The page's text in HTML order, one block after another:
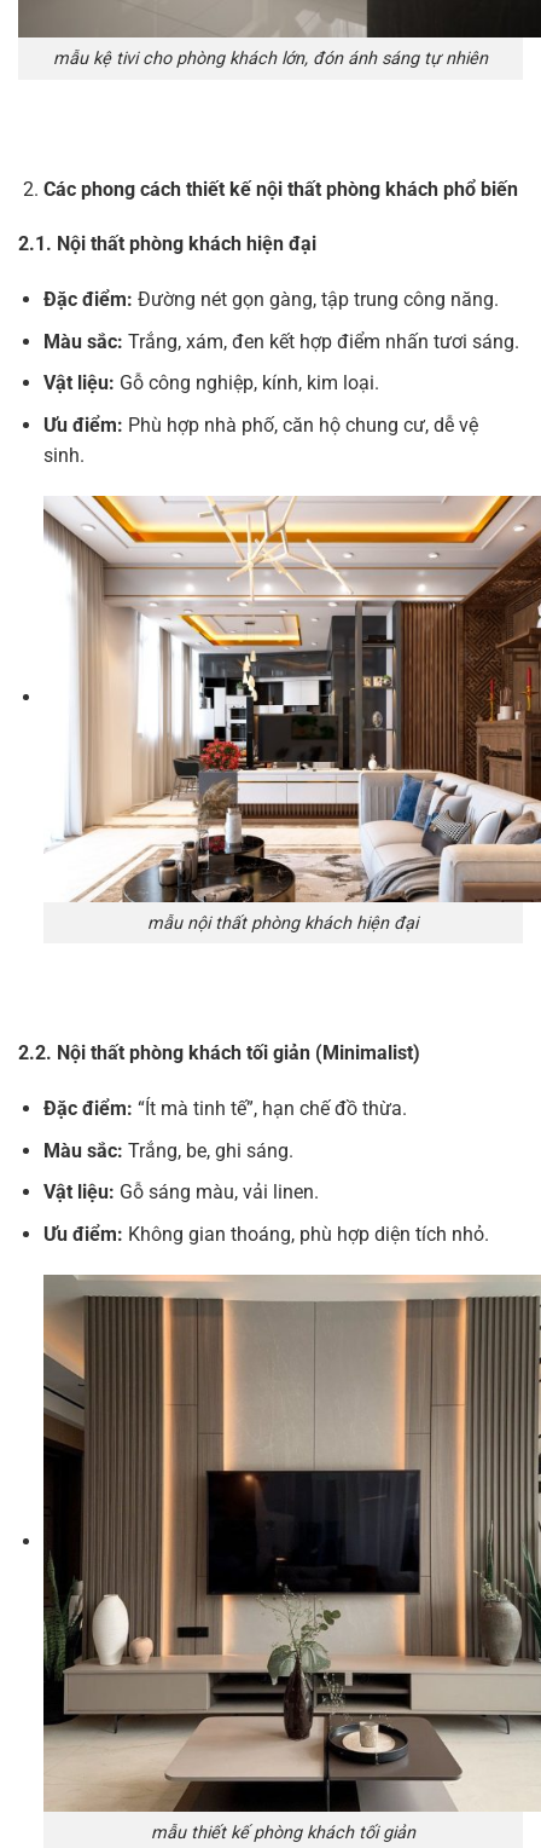
mẫu kệ tivi cho phòng khách lớn, đón ánh sáng tự nhiên
Các phong cách thiết kế nội thất phòng khách phổ biến
2.1. Nội thất phòng khách hiện đại
Đặc điểm: Đường nét gọn gàng, tập trung công năng.
Màu sắc: Trắng, xám, đen kết hợp điểm nhấn tươi sáng.
Vật liệu: Gỗ công nghiệp, kính, kim loại.
Ưu điểm: Phù hợp nhà phố, căn hộ chung cư, dễ vệ
sinh.
mẫu nội thất phòng khách hiện đại
2.2. Nội thất phòng khách tối giản (Minimalist)
Đặc điểm: “Ít mà tinh tế”, hạn chế đồ thừa.
Màu sắc: Trắng, be, ghi sáng.
Vật liệu: Gỗ sáng màu, vải linen.
Ưu điểm: Không gian thoáng, phù hợp diện tích nhỏ.
mẫu thiết kế phòng khách tối giản